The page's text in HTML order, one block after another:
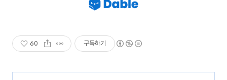
60 구독하기